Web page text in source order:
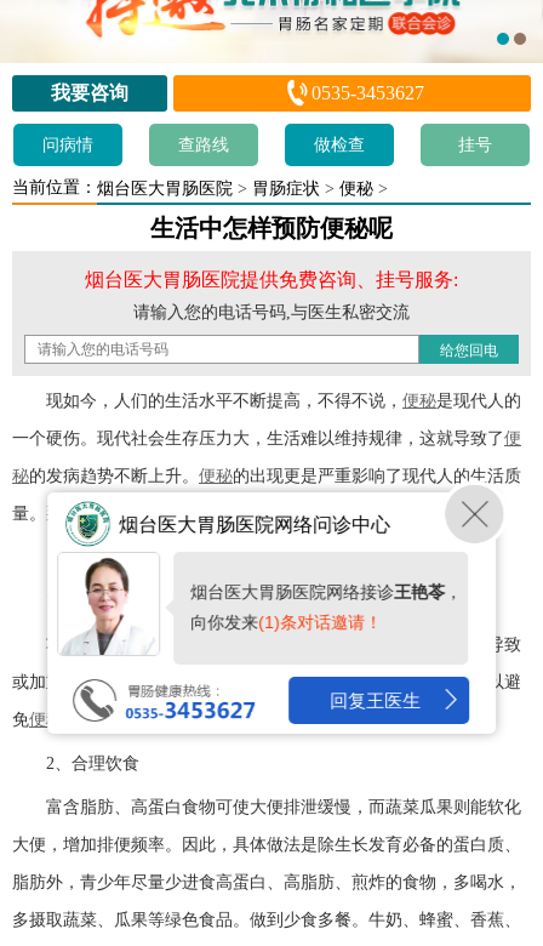
我要咨询 0535-3453627
问病情 查路线 做检查 挂号
当前位置： 烟台医大胃肠医院 > 胃肠症状 > 便秘 >
生活中怎样预防便秘呢
烟台医大胃肠医院提供免费咨询、挂号服务:
请输入您的电话号码,与医生私密交流
现如今，人们的生活水平不断提高，不得不说， 便秘是现代人的
一个硬伤。现代社会生存压力大，生活难以维持规律，这就导致了便
秘的发病趋势不断上升。 便秘的出现更是严重影响了现代人的生活质
量。那么，日常生活中如何预防便秘呢?
日常生活中如何预防
1、保持乐观的情绪
功能性 便秘 的防治方法还包括精神紧张、焦虑等不良情绪可导致
或加重 便秘。因此，要经常保持心情愉快，不要动辄生气上火，以避
免便秘 的发生。
2、合理饮食
富含脂肪、高蛋白食物可使大便排泄缓慢，而蔬菜瓜果则能软化
大便，增加排便频率。因此，具体做法是除生长发育必备的蛋白质、
脂肪外，青少年尽量少进食高蛋白、高脂肪、煎炸的食物，多喝水，
多摄取蔬菜、瓜果等绿色食品。做到少食多餐。牛奶、蜂蜜、香蕉、
烟台医大胃肠医院网络问诊中心
烟台医大胃肠医院网络接诊王艳苓，
向你发来(1)条对话邀请！
回复王医生